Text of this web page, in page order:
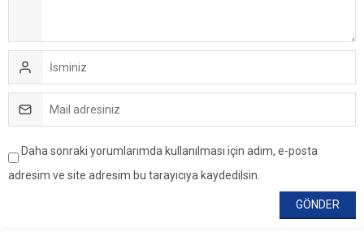
Daha sonraki yorumlarımda kullanılması için adım, e-posta
adresim ve site adresim bu tarayıcıya kaydedilsin.